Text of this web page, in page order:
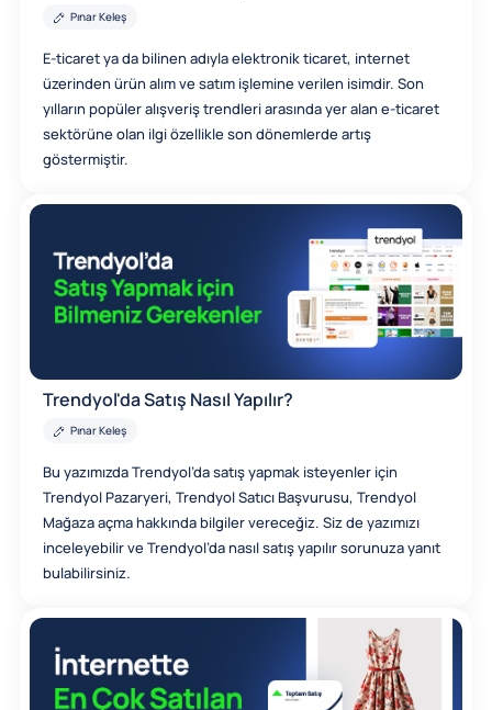
Pınar Keleş
E-ticaret ya da bilinen adıyla elektronik ticaret, internet
üzerinden ürün alım ve satım işlemine verilen isimdir. Son
yılların popüler alışveriş trendleri arasında yer alan e-ticaret
sektörüne olan ilgi özellikle son dönemlerde artış
göstermiştir.
Trendyol'da Satış Nasıl Yapılır?
Pınar Keleş
Bu yazımızda Trendyol’da satış yapmak isteyenler için
Trendyol Pazaryeri, Trendyol Satıcı Başvurusu, Trendyol
Mağaza açma hakkında bilgiler vereceğiz. Siz de yazımızı
inceleyebilir ve Trendyol’da nasıl satış yapılır sorunuza yanıt
bulabilirsiniz.